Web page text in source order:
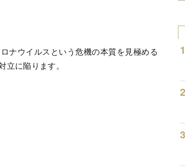
ナウイルスという危機の本質を見極める
に陥ります。